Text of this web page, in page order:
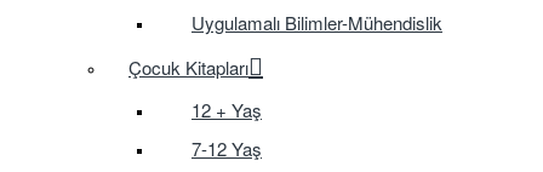
Uygulamalı Bilimler-Mühendislik
Çocuk Kitapları
12 + Yaş
7-12 Yaş